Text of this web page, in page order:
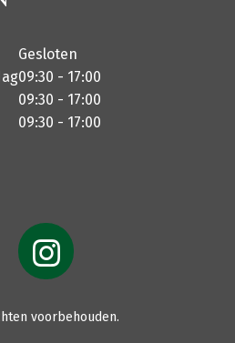
Gesloten
09:30 - 17:00
09:30 - 17:00
09:30 - 17:00
voorbehouden.